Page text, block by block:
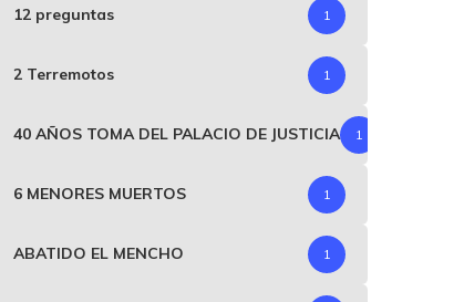
12 preguntas 1
2 Terremotos 1
40 AÑOS TOMA DEL PALACIO DE JUSTICIA 1
6 MENORES MUERTOS 1
ABATIDO EL MENCHO 1